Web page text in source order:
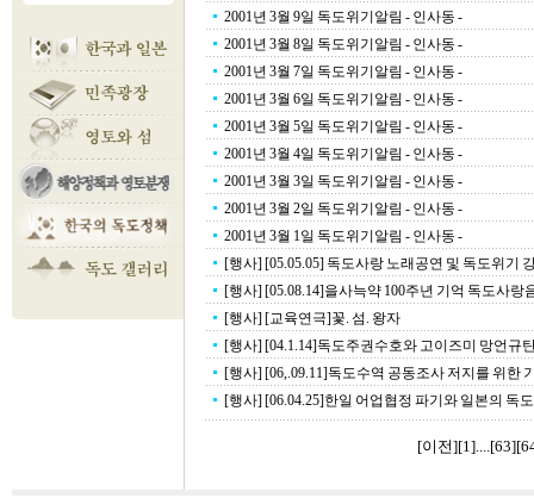
2001년 3월 9일 독도위기알림 - 인사동 -
2001년 3월 8일 독도위기알림 - 인사동 -
2001년 3월 7일 독도위기알림 - 인사동 -
2001년 3월 6일 독도위기알림 - 인사동 -
2001년 3월 5일 독도위기알림 - 인사동 -
2001년 3월 4일 독도위기알림 - 인사동 -
2001년 3월 3일 독도위기알림 - 인사동 -
2001년 3월 2일 독도위기알림 - 인사동 -
2001년 3월 1일 독도위기알림 - 인사동 -
[행사] [05.05.05] 독도사랑 노래공연 및 독도위기
[행사] [05.08.14]을사늑약 100주년 기억 독도사랑
[행사] [교육연극]꽃. 섬. 왕자
[행사] [04.1.14]독도주권수호와 고이즈미 망언규
[행사] [06,.09.11]독도수역 공동조사 저지를 위한
[행사] [06.04.25]한일 어업협정 파기와 일본의 독
[이전][1]....[63][